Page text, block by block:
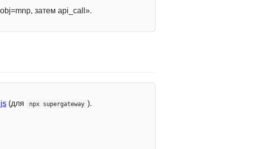
затем api_call».
(для npx supergateway ).